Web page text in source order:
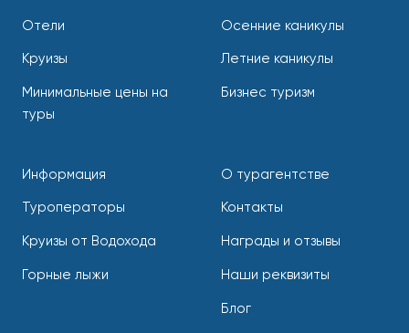
Отели
Круизы
Минимальные цены на
туры
Осенние каникулы
Летние каникулы
Бизнес туризм
Информация
Туроператоры
Круизы от Водохода
Горные лыжи
О турагентстве
Контакты
Награды и отзывы
Наши реквизиты
Блог